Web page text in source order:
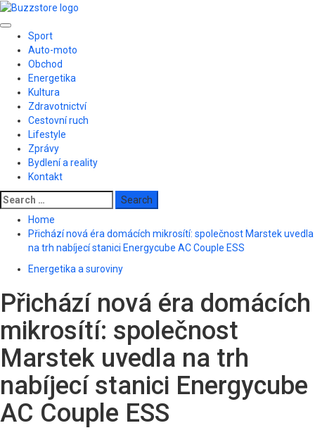
Skip
content
Primary
Menu
Sport
Auto-moto
Obchod
Energetika
Kultura
Zdravotnictví
Cestovní ruch
Lifestyle
Zprávy
Bydlení a reality
Kontakt
Search
for:
Home
Přichází nová éra domácích mikrosítí: společnost Marstek uvedla
na trh nabíjecí stanici Energycube AC Couple ESS
Energetika a suroviny
Přichází nová éra domácích
mikrosítí: společnost
Marstek uvedla na trh
nabíjecí stanici Energycube
AC Couple ESS